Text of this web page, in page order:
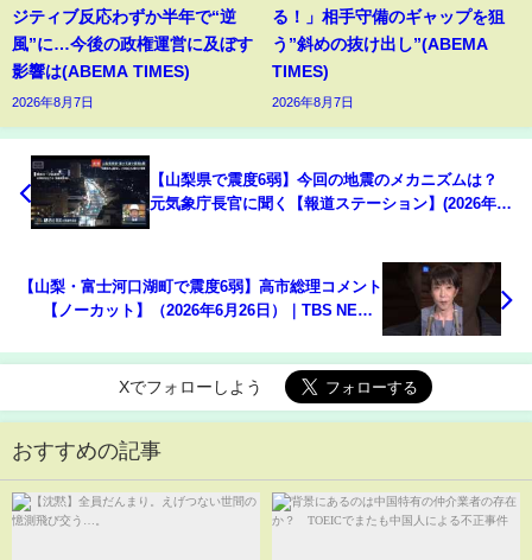
ジティブ反応わずか半年で“逆
風”に…今後の政権運営に及ぼす
影響は(ABEMA TIMES)
2026年8月7日
る！」相手守備のギャップを狙
う”斜めの抜け出し”(ABEMA
TIMES)
2026年8月7日
【山梨県で震度6弱】今回の地震のメカニズムは？
元気象庁長官に聞く【報道ステーション】(2026年6
【山梨・富士河口湖町で震度6弱】高市総理コメント
【ノーカット】（2026年6月26日）｜TBS NEWS
Xでフォローしよう
おすすめの記事